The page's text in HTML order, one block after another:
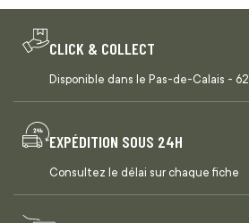
CLICK & COLLECT
Disponible dans le Pas-de-Calais - 62
EXPÉDITION SOUS 24H
Consultez le délai sur chaque fiche